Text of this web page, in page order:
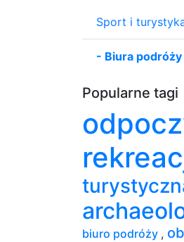
Sport i
- Biura podróży
Popularne tagi
biuro podróży ,